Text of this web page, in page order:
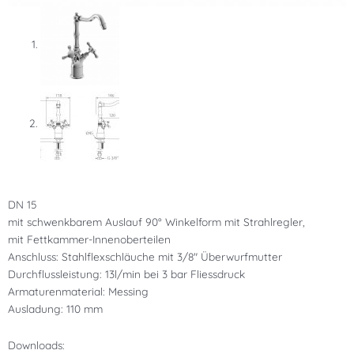
DN 15
mit schwenkbarem Auslauf 90° Winkelform mit Strahlregler,
mit Fettkammer-Innenoberteilen
Anschluss: Stahlflexschläuche mit 3/8″ Überwurfmutter
Durchflussleistung: 13l/min bei 3 bar Fliessdruck
Armaturenmaterial: Messing
Ausladung: 110 mm
Downloads: